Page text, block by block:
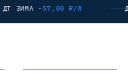
ДТ ЗИМА ·57,00 ₽/Л